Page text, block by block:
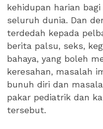
kehidupan harian
seluruh dunia. Dan
terdedah kepada
berita palsu, seks,
bahaya, yang boleh
keresahan, masalah
bunuh diri dan
pakar pediatrik dan
tersebut.